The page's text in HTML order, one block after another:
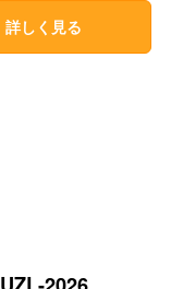
詳しく見る